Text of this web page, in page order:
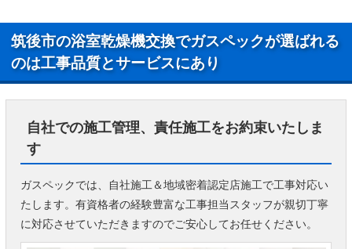
筑後市の浴室乾燥機交換でガスペックが選ばれる
のは工事品質とサービスにあり
自社での施工管理、責任施工をお約束いたしま
す
ガスペックでは、自社施工＆地域密着認定店施工で工事対応い
たします。有資格者の経験豊富な工事担当スタッフが親切丁寧
に対応させていただきますのでご安心してお任せください。